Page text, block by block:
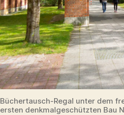
Büchertausch-Regal unter dem
ersten denkmalgeschützten Bau